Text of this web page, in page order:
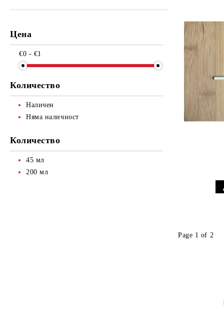
Други
Цена
€0 - €1
Количество
Наличен
Няма наличност
Количество
45 мл
200 мл
Page 1 of 2